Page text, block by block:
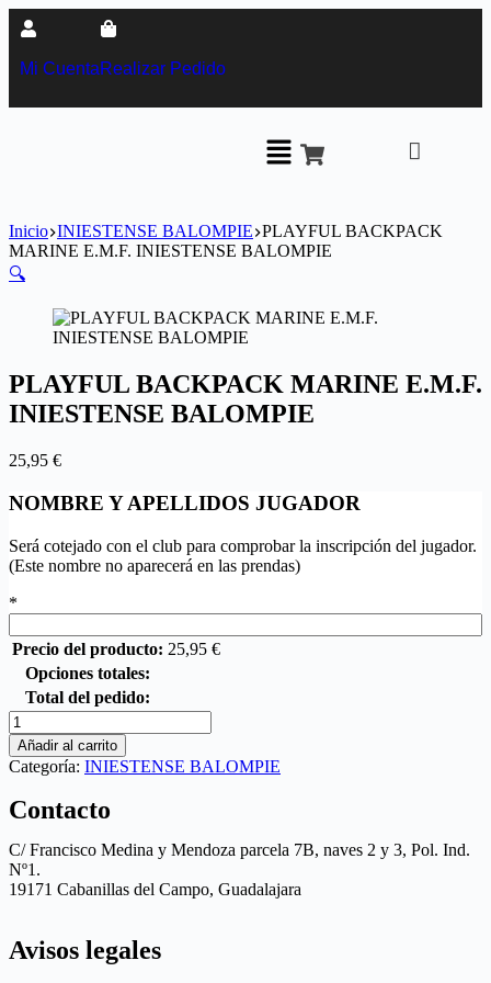
Mi CuentaRealizar Pedido
Inicio INIESTENSE BALOMPIE PLAYFUL BACKPACK
MARINE E.M.F. INIESTENSE BALOMPIE
🔍
PLAYFUL BACKPACK MARINE E.M.F.
INIESTENSE BALOMPIE
25,95 €
NOMBRE Y APELLIDOS JUGADOR
Será cotejado con el club para comprobar la inscripción del jugador.
(Este nombre no aparecerá en las prendas)
*
Precio del producto: 25,95 €
Opciones totales:
Total del pedido:
Añadir al carrito
Categoría: INIESTENSE BALOMPIE
Contacto
C/ Francisco Medina y Mendoza parcela 7B, naves 2 y 3, Pol. Ind.
Nº1.
19171 Cabanillas del Campo, Guadalajara
Avisos legales